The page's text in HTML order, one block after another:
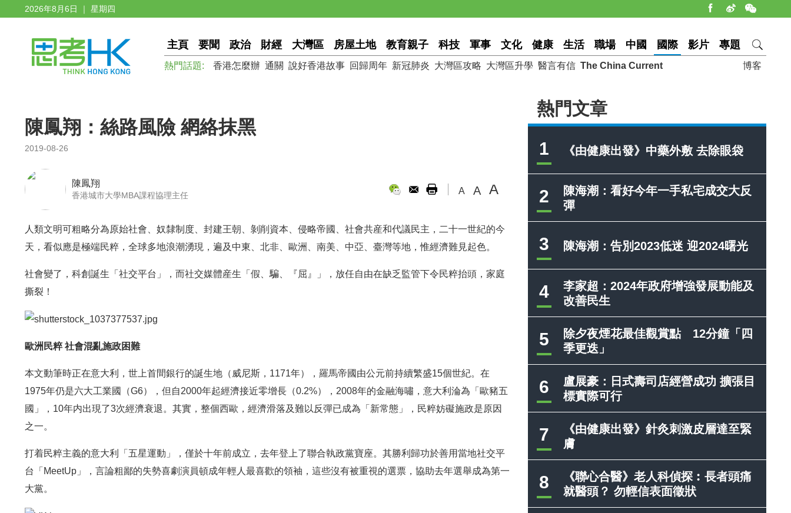
2026年8月6日 ｜ 星期四
主頁 要聞 政治 財經 大灣區 房屋土地 教育親子 科技 軍事 文化 健康 生活 職場 中國 國際 影片 專題
博客
熱門話題: 香港怎麼辦 通關 說好香港故事 回歸周年 新冠肺炎 大灣區攻略 大灣區升學 醫言有信 The China Current
熱門文章
1 《由健康出發》中藥外敷 去除眼袋
2
陳海潮：看好今年一手私宅成交大反
彈
3 陳海潮：告別2023低迷 迎2024曙光
4
李家超：2024年政府增強發展動能及
改善民生
5
除夕夜煙花最佳觀賞點 12分鐘「四
季更迭」
6
盧展豪：日式壽司店經營成功 擴張目
標實際可行
7
《由健康出發》針灸刺激皮層達至緊
膚
8
《聯心合醫》老人科偵探︰長者頭痛
就醫頭？ 勿輕信表面徵狀
陳鳳翔：絲路風險 網絡抹黑
2019-08-26
陳鳳翔
香港城市大學MBA課程協理主任 A A A
人類文明可粗略分為原始社會、奴隸制度、封建王朝、剝削資本、侵略帝國、社會共産和代議民主，二十一世紀的今
天，看似應是極端民粹，全球多地浪潮湧現，遍及中東、北非、歐洲、南美、中亞、臺灣等地，惟經濟難見起色。
社會變了，科創誕生「社交平台」，而社交媒體産生「假、騙、『屈』」，放任自由在缺乏監管下令民粹抬頭，家庭
撕裂！
歐洲民粹 社會混亂施政困難
本文動筆時正在意大利，世上首間銀行的誕生地（威尼斯，1171年），羅馬帝國由公元前持續繁盛15個世紀。在
1975年仍是六大工業國（G6），但自2000年起經濟接近零增長（0.2%），2008年的金融海嘯，意大利淪為「歐豬五
國」，10年内出現了3次經濟衰退。其實，整個西歐，經濟滑落及難以反彈已成為「新常態」，民粹妨礙施政是原因
之一。
打着民粹主義的意大利「五星運動」，僅於十年前成立，去年登上了聯合執政黨寶座。其勝利歸功於善用當地社交平
台「MeetUp」，言論粗鄙的失勢喜劇演員頓成年輕人最喜歡的領袖，這些沒有被重視的選票，協助去年選舉成為第一
大黨。